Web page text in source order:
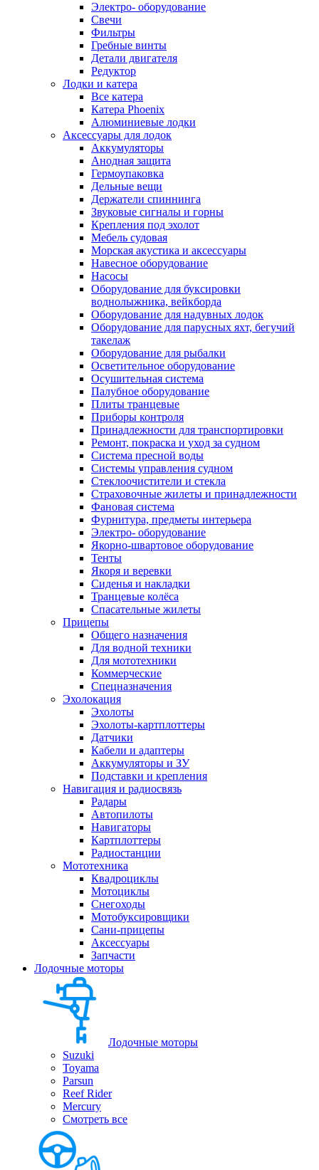
Электро- оборудование
Свечи
Фильтры
Гребные винты
Детали двигателя
Редуктор
Лодки и катера
Все катера
Катера Phoenix
Алюминиевые лодки
Аксессуары для лодок
Аккумуляторы
Анодная защита
Гермоупаковка
Дельные вещи
Держатели спиннинга
Звуковые сигналы и горны
Крепления под эхолот
Мебель судовая
Морская акустика и аксессуары
Навесное оборудование
Насосы
Оборудование для буксировки
воднолыжника, вейкборда
Оборудование для надувных лодок
Оборудование для парусных яхт, бегучий
такелаж
Оборудование для рыбалки
Осветительное оборудование
Осушительная система
Палубное оборудование
Плиты транцевые
Приборы контроля
Принадлежности для транспортировки
Ремонт, покраска и уход за судном
Система пресной воды
Системы управления судном
Стеклоочистители и стекла
Страховочные жилеты и принадлежности
Фановая система
Фурнитура, предметы интерьера
Электро- оборудование
Якорно-швартовое оборудование
Тенты
Якоря и веревки
Сиденья и накладки
Транцевые колёса
Спасательные жилеты
Прицепы
Общего назначения
Для водной техники
Для мототехники
Коммерческие
Спецназначения
Эхолокация
Эхолоты
Эхолоты-картплоттеры
Датчики
Кабели и адаптеры
Аккумуляторы и ЗУ
Подставки и крепления
Навигация и радиосвязь
Радары
Автопилоты
Навигаторы
Картплоттеры
Радиостанции
Мототехника
Квадроциклы
Мотоциклы
Снегоходы
Мотобуксировщики
Сани-прицепы
Аксессуары
Запчасти
Лодочные моторы
Лодочные моторы
Suzuki
Toyama
Parsun
Reef Rider
Mercury
Смотреть все